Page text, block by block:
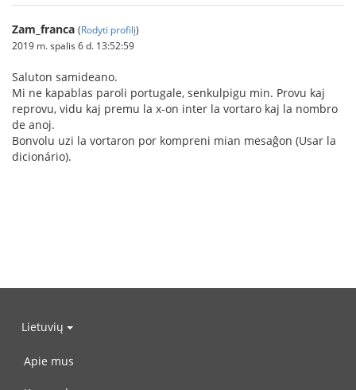
Zam_franca (Rodyti profilį)
2019 m. spalis 6 d. 13:52:59
Saluton samideano.
Mi ne kapablas paroli portugale, senkulpigu min. Provu kaj
reprovu, vidu kaj premu la x-on inter la vortaro kaj la nombro
de anoj.
Bonvolu uzi la vortaron por kompreni mian mesaĝon (Usar la
dicionário).
Lietuvių
Apie mus